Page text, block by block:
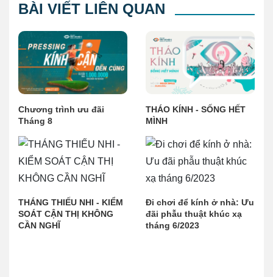
BÀI VIẾT LIÊN QUAN
Chương trình ưu đãi
Tháng 8
THÁO KÍNH - SỐNG HẾT
MÌNH
THÁNG THIẾU NHI - KIỂM
SOÁT CẬN THỊ KHÔNG
CẦN NGHĨ
Đi chơi để kính ở nhà: Ưu
đãi phẫu thuật khúc xạ
tháng 6/2023